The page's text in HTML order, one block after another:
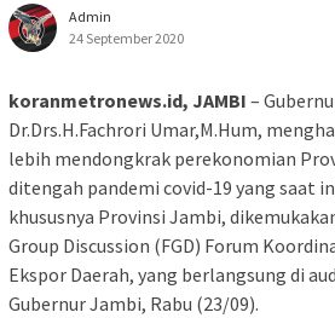
Admin
24 September 2020
koranmetronews.id, JAMBI –
Dr.Drs.H.Fachrori Umar,M.Hum,
lebih mendongkrak perekonomian
ditengah pandemi covid-19 yang saat
khususnya Provinsi Jambi,
Group Discussion (FGD) Forum
Ekspor Daerah, yang berlangsung di
Gubernur Jambi, Rabu (23/09).